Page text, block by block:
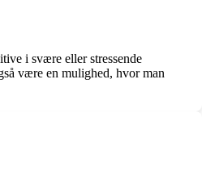
i svære eller stressende
være en mulighed, hvor man